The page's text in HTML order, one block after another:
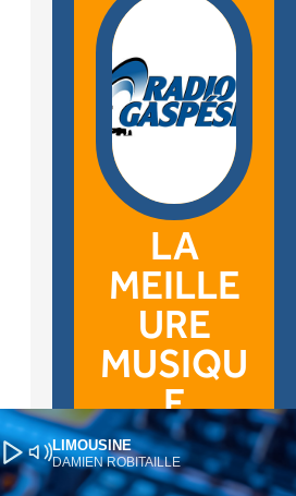
LIMOUSINE
DAMIEN ROBITAILLE